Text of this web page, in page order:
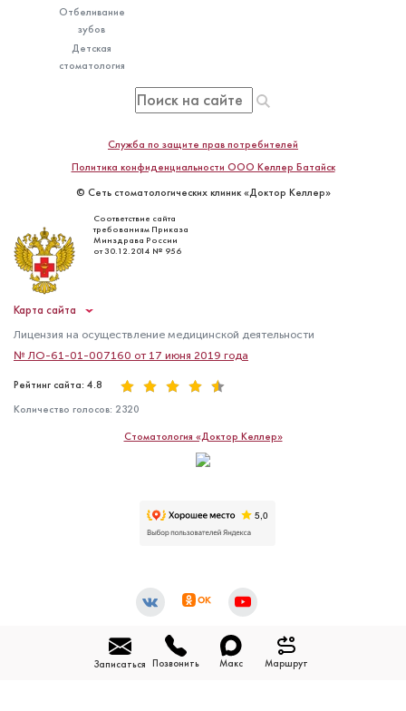
Отбеливание
зубов
Детская
стоматология
Служба по защите прав потребителей
Политика конфиденциальности ООО Келлер Батайск
© Сеть стоматологических клиник «Доктор Келлер»
Соответствие сайта
требованиям Приказа
Минздрава России
от 30.12.2014 № 956
Карта сайта
Лицензия на осуществление медицинской деятельности
№ ЛО-61-01-007160 от 17 июня 2019 года
Рейтинг сайта: 4.8
Количество голосов: 2320
Стоматология «Доктор Келлер»
Записаться Позвонить Макс Маршрут